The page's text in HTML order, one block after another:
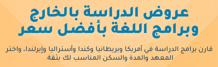
عروض الدراسة بالخارج
وبرامج اللغة بأفضل سعر
قارن برامج الدراسة في أمريكا وبريطانيا وكندا وأستراليا وإيرلندا، واختر
المعهد والمدة والسكن المناسب لك بثقة.